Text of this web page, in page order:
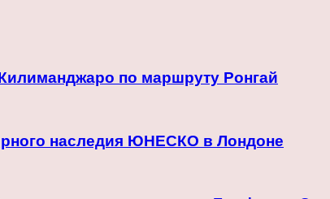
по маршруту Ронгай
наследия ЮНЕСКО в Лондоне